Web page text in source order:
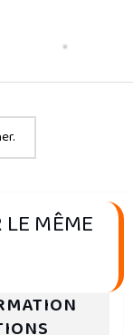
LE MÊME